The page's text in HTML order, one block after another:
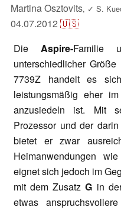
Martina Osztovits, ✓ S.
04.07.2012 🇺🇸
Die Aspire-Familie
unterschiedlicher
7739Z handelt es
leistungsmäßig eher
anzusiedeln ist. Mit
Prozessor und der
bietet er zwar
Heimanwendungen
eignet sich jedoch im
mit dem ZusatzG in
etwas